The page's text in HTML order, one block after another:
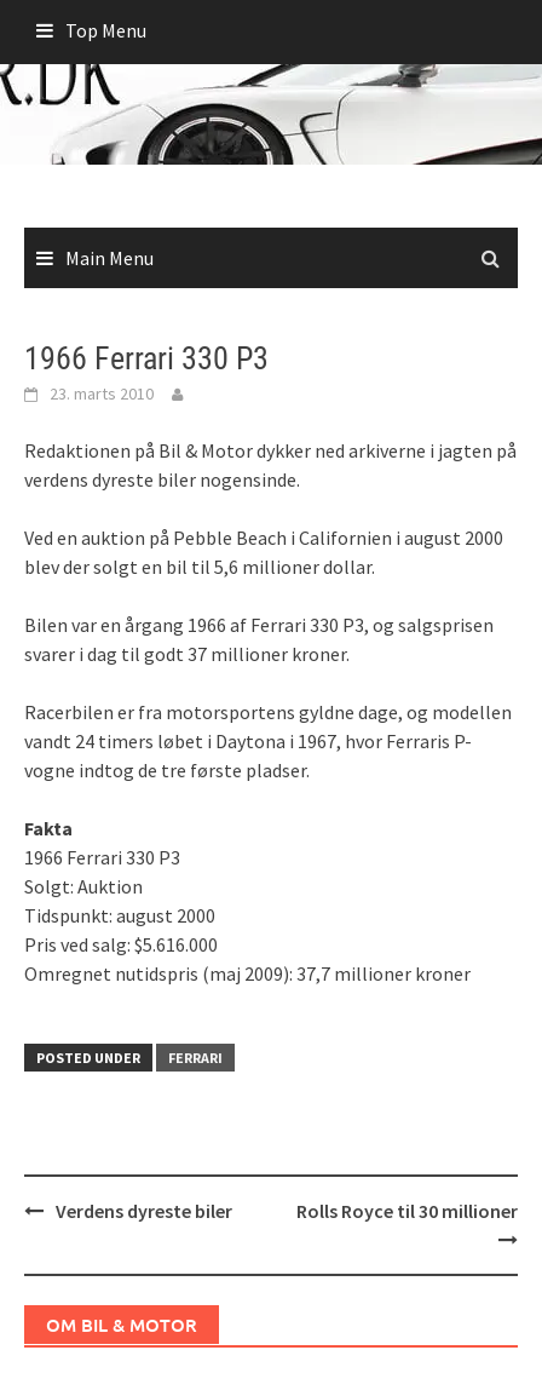
content
Top Menu
Main Menu
1966 Ferrari 330 P3
23. marts 2010
Redaktionen på Bil & Motor dykker ned arkiverne i jagten på
verdens dyreste biler nogensinde.
Ved en auktion på Pebble Beach i Californien i august 2000
blev der solgt en bil til 5,6 millioner dollar.
Bilen var en årgang 1966 af Ferrari 330 P3, og salgsprisen
svarer i dag til godt 37 millioner kroner.
Racerbilen er fra motorsportens gyldne dage, og modellen
vandt 24 timers løbet i Daytona i 1967, hvor Ferraris P-
vogne indtog de tre første pladser.
Fakta
1966 Ferrari 330 P3
Solgt: Auktion
Tidspunkt: august 2000
Pris ved salg: $5.616.000
Omregnet nutidspris (maj 2009): 37,7 millioner kroner
POSTED UNDER FERRARI
PostVerdens dyreste biler Rolls Royce til 30 millioner
OM BIL & MOTOR